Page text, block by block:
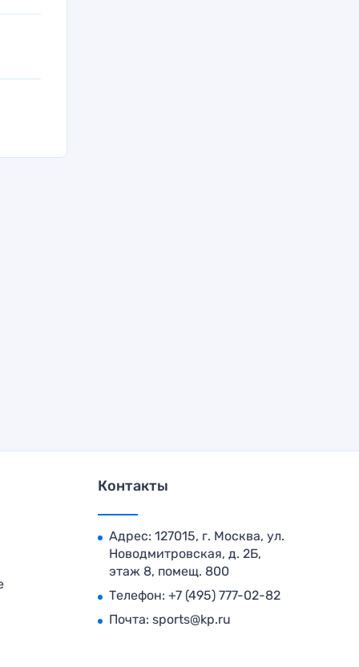
Контакты
Адрес: 127015, г. Москва, ул.
Новодмитровская, д. 2Б,
этаж 8, помещ. 800
Телефон: +7 (495) 777-02-82
Почта: sports@kp.ru